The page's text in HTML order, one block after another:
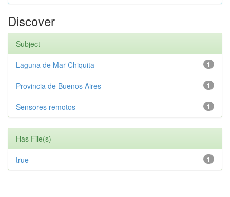
Discover
Subject
1
Laguna de Mar Chiquita
1
Provincia de Buenos Aires
1
Sensores remotos
Has File(s)
1
true